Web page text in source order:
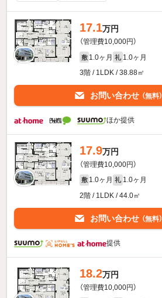
17.1万円
（管理費10,000円）
敷 1.0ヶ月 礼 1.0ヶ月
3階 / 1LDK / 38.88㎡
お問い合わせ （無料）
ほか提供
17.9万円
（管理費10,000円）
敷 1.0ヶ月 礼 1.0ヶ月
2階 / 1LDK / 44.0㎡
お問い合わせ （無料）
提供
18.2万円
（管理費10,000円）